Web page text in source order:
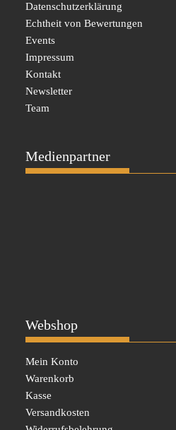
Datenschutzerklärung
Echtheit von Bewertungen
Events
Impressum
Kontakt
Newsletter
Team
Medienpartner
Webshop
Mein Konto
Warenkorb
Kasse
Versandkosten